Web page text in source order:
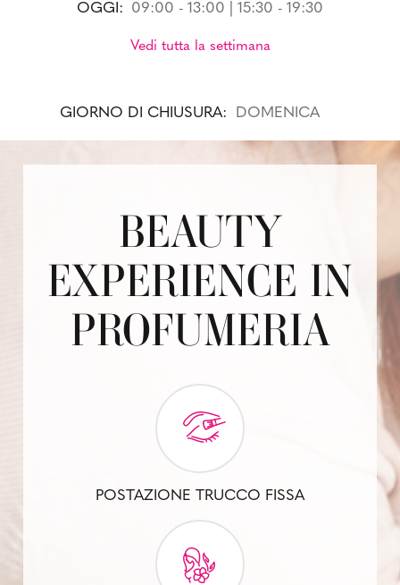
OGGI:
09:00 - 13:00 | 15:30 - 19:30
Vedi tutta la settimana
GIORNO DI CHIUSURA: DOMENICA
BEAUTY
EXPERIENCE IN
PROFUMERIA
POSTAZIONE TRUCCO FISSA